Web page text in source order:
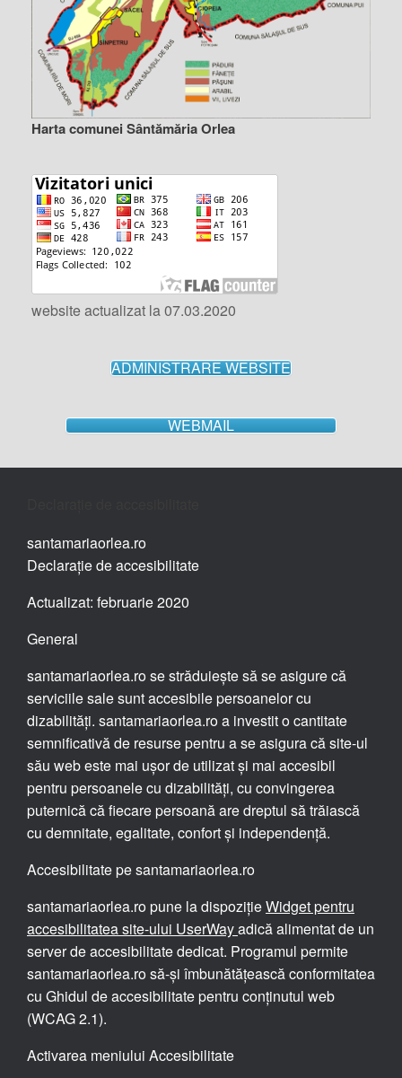
Harta comunei Sântămăria Orlea
website actualizat la 07.03.2020
ADMINISTRARE WEBSITE
WEBMAIL
santamariaorlea.ro
Declarație de accesibilitate
Actualizat: februarie 2020
General
santamariaorlea.ro se străduiește să se asigure că
serviciile sale sunt accesibile persoanelor cu
dizabilități. santamariaorlea.ro a investit o cantitate
semnificativă de resurse pentru a se asigura că site-ul
său web este mai ușor de utilizat și mai accesibil
pentru persoanele cu dizabilități, cu convingerea
puternică că fiecare persoană are dreptul să trăiască
cu demnitate, egalitate, confort și independență.
Accesibilitate pe santamariaorlea.ro
santamariaorlea.ro pune la dispozițieWidget pentru
accesibilitatea site-ului UserWayadică alimentat de un
server de accesibilitate dedicat. Programul permite
santamariaorlea.ro să-și îmbunătățească conformitatea
cu Ghidul de accesibilitate pentru conținutul web
(WCAG 2.1).
Activarea meniului Accesibilitate